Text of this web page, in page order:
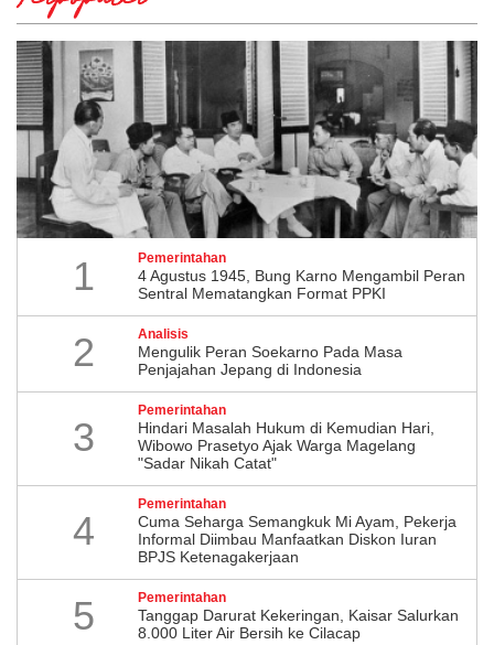
1 Pemerintahan
4 Agustus 1945, Bung Karno Mengambil Peran
Sentral Mematangkan Format PPKI
2 Analisis
Mengulik Peran Soekarno Pada Masa
Penjajahan Jepang di Indonesia
3
Pemerintahan
Hindari Masalah Hukum di Kemudian Hari,
Wibowo Prasetyo Ajak Warga Magelang
"Sadar Nikah Catat"
4
Pemerintahan
Cuma Seharga Semangkuk Mi Ayam, Pekerja
Informal Diimbau Manfaatkan Diskon Iuran
BPJS Ketenagakerjaan
5 Pemerintahan
Tanggap Darurat Kekeringan, Kaisar Salurkan
8.000 Liter Air Bersih ke Cilacap